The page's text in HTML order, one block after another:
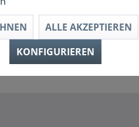
ALLE AKZEPTIEREN
KONFIGURIEREN